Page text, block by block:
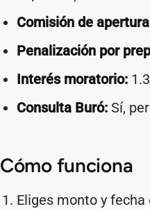
Comisión de
Penalización por
Interés moratorio:
Consulta Buró: Sí,
Cómo funciona
Eliges monto y fecha